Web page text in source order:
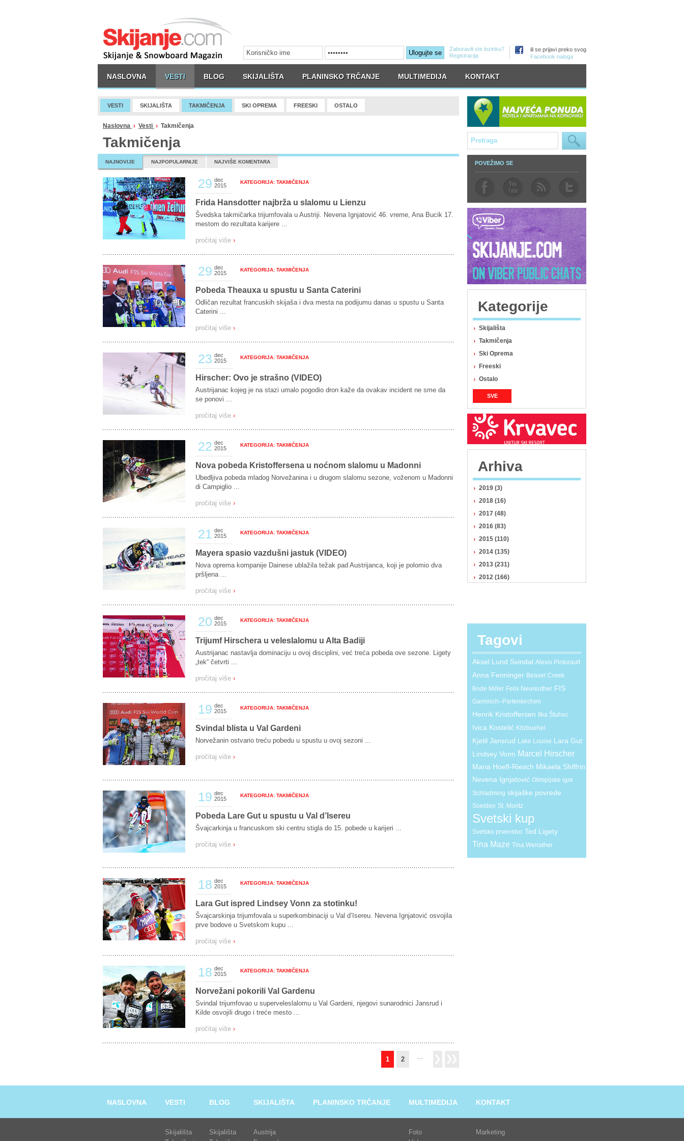
Ulogujte se
Zaboravili ste lozinku?
Registracija
ili se prijavi preko svog
Facebook naloga
NASLOVNA VESTI BLOG SKIJALIŠTA PLANINSKO TRČANJE MULTIMEDIJA KONTAKT
VESTI SKIJALIŠTA TAKMIČENJA SKI OPREMA FREESKI OSTALO
Naslovna › Vesti › Takmičenja
Takmičenja
NAJNOVIJE NAJPOPULARNIJE NAJVIŠE KOMENTARA
29 dec
2015
KATEGORIJA: TAKMIČENJA
Frida Hansdotter najbrža u slalomu u Lienzu
Švedska takmičarka trijumfovala u Austriji. Nevena Ignjatović 46. vreme, Ana Bucik 17.
mestom do rezultata karijere ...
pročitaj više ›
29 dec
2015
KATEGORIJA: TAKMIČENJA
Pobeda Theauxa u spustu u Santa Caterini
Odličan rezultat francuskih skijaša i dva mesta na podijumu danas u spustu u Santa
Caterini ...
pročitaj više ›
23 dec
2015
KATEGORIJA: TAKMIČENJA
Hirscher: Ovo je strašno (VIDEO)
Austrijanac kojeg je na stazi umalo pogodio dron kaže da ovakav incident ne sme da
se ponovi ...
pročitaj više ›
22 dec
2015
KATEGORIJA: TAKMIČENJA
Nova pobeda Kristoffersena u noćnom slalomu u Madonni
Ubedljiva pobeda mladog Norvežanina i u drugom slalomu sezone, voženom u Madonni
di Campiglio ...
pročitaj više ›
21 dec
2015
KATEGORIJA: TAKMIČENJA
Mayera spasio vazdušni jastuk (VIDEO)
Nova oprema kompanije Dainese ublažila težak pad Austrijanca, koji je polomio dva
pršljena ...
pročitaj više ›
20 dec
2015
KATEGORIJA: TAKMIČENJA
Trijumf Hirschera u veleslalomu u Alta Badiji
Austrijanac nastavlja dominaciju u ovoj disciplini, već treća pobeda ove sezone. Ligety
„tek“ četvrti ...
pročitaj više ›
19 dec
2015
KATEGORIJA: TAKMIČENJA
Svindal blista u Val Gardeni
Norvežanin ostvario treću pobedu u spustu u ovoj sezoni ...
pročitaj više ›
19 dec
2015
KATEGORIJA: TAKMIČENJA
Pobeda Lare Gut u spustu u Val d’Isereu
Švajcarkinja u francuskom ski centru stigla do 15. pobede u karijeri ...
pročitaj više ›
18 dec
2015
KATEGORIJA: TAKMIČENJA
Lara Gut ispred Lindsey Vonn za stotinku!
Švajcarskinja trijumfovala u superkombinaciji u Val d’Isereu. Nevena Ignjatović osvojila
prve bodove u Svetskom kupu ...
pročitaj više ›
18 dec
2015
KATEGORIJA: TAKMIČENJA
Norvežani pokorili Val Gardenu
Svindal trijumfovao u superveleslalomu u Val Gardeni, njegovi sunarodnici Jansrud i
Kilde osvojili drugo i treće mesto ...
pročitaj više ›
1 2 ...
POVEŽIMO SE
Kategorije
Skijališta
Takmičenja
Ski Oprema
Freeski
Ostalo
SVE
Arhiva
2019 (3)
2018 (16)
2017 (48)
2016 (83)
2015 (110)
2014 (135)
2013 (231)
2012 (166)
Tagovi
Aksel Lund Svindal Alexis Pinturault
Anna Fenninger Beaver Creek
Bode Miller Felix Neureuther FIS
Garmisch–Partenkirchen
Henrik Kristoffersen Ilka Štuhec
Ivica Kostelić Kitzbuehel
Kjetil Jansrud Lake Louise Lara Gut
Lindsey Vonn Marcel Hirscher
Maria Hoefl-Riesch Mikaela Shiffrin
Nevena Ignjatović Olimpijske igre
Schladming skijaške povrede
Soelden St. Moritz
Svetski kup
Svetsko prvenstvo Ted Ligety
Tina Maze Tina Weirather
NASLOVNA VESTI
Skijališta
BLOG
Skijališta
SKIJALIŠTA
Austrija
PLANINSKO TRČANJE MULTIMEDIJA
Foto
KONTAKT
Marketing